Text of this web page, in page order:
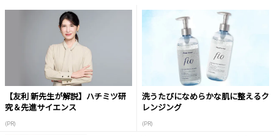
【友利 新先生が解説】ハチミツ研
究＆先進サイエンス
(PR)
洗うたびになめらかな肌に整えるク
レンジング
(PR)